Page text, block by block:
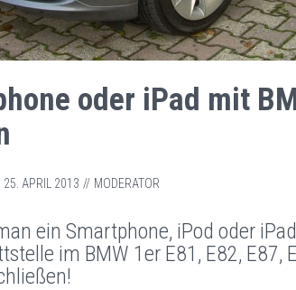
oder iPad mit
EINBAU TIPPS
25. APRIL 2013 MODERATOR
ein Smartphone, iPod oder
im BMW 1er E81, E82, E87,